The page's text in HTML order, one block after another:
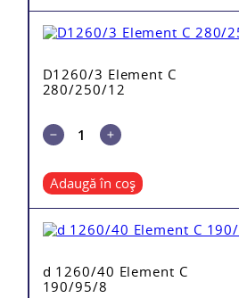
D1260/3 Element C
280/250/12
Adaugă în coș
d 1260/40 Element C
190/95/8